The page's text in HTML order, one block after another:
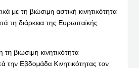
με τη βιώσιμη αστική κινητικότητα
τη διάρκεια της Ευρωπαϊκής
βιώσιμη κινητικότητα
την Εβδομάδα Κινητικότητας τον